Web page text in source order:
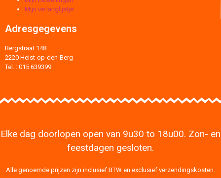
Mijn verlanglijstje
Adresgegevens
Bergstraat 148
2220 Heist-op-den-Berg
Tel. : 015 639399
Elke dag doorlopen open van 9u30 to 18u00. Zon- en
feestdagen gesloten.
Alle genoemde prijzen zijn inclusief BTW en exclusief verzendingskosten.